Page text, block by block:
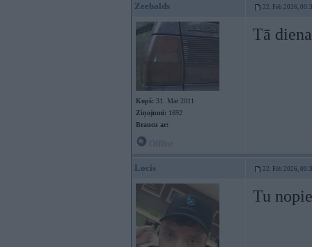
Zeebalds 22. Feb 2026,
Kopš: 31. Mar 2011
Ziņojumi: 1692
Braucu ar:
Tā
Locis 22. Feb 2026,
Tu